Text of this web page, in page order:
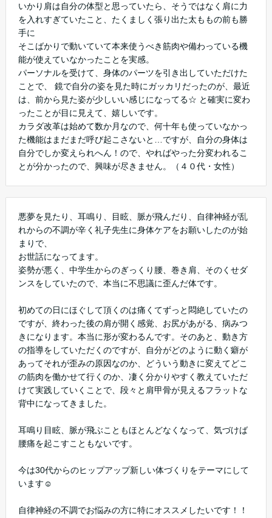
いかり肩は自分の体型と思っていたら、そうではなく肩に力
を入れすぎていたこと、たくましく張り出た太ももの前も勝
手に
そこばかりで動いていて本来使うべき筋肉や備わっている機
能が使えていなかったことを実感。
パーソナルを受けて、身体のパーツを引き出していただけた
ことで、 鏡で自分の姿を見た時にガッカリだったのが、最近
は、前から見た姿が少しいい感じになってる☆ と確実に変わ
ったことが目に見えて、嬉しいです。
カラダ改革は始めて数か月なので、何十年も使っていなかっ
た機能はまだまだ呼び起こさないと…ですが、自分の身体は
自分でしか変えられへん！ので、やればやった分変われるこ
とが分かったので、興味が尽きません。（４０代・女性）
悪夢を見たり、耳鳴り、目眩、脈が飛んだり、自律神経が乱
れからの不調が辛く礼子先生に身体ケアをお願いしたのが始
まりで、
お世話になってます。
姿勢が悪く、中学生からのぎっくり腰、巻き肩、そのくせダ
ンスをしていたので、本当に不思議に歪んだ体です。
初めての日にほぐして頂くのは痛くてずっと悶絶していたの
ですが、終わった後の肩が開く感覚、お尻があがる、病みつ
きになります。本当に形が変わるんです。そのあと、動き方
の指導をしていただくのですが、自分がどのように動く癖が
あってそれが歪みの原因なのか、どういう動きに変えてどこ
の筋肉を働かせて行くのか、凄く分かりやすく教えていただ
けて実践していくことで、段々と肩甲骨が見えるフラットな
背中になってきました。
耳鳴り目眩、脈が飛ぶこともほとんどなくなって、気づけば
腰痛を起こすこともないです。
今は30代からのヒップアップ新しい体づくりをテーマにして
います☺️
自律神経の不調でお悩みの方に特にオススメしたいです！！